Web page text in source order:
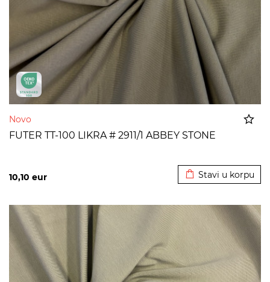
Novo
FUTER TT-100 LIKRA # 2911/1 ABBEY STONE
10,10 eur Stavi u korpu